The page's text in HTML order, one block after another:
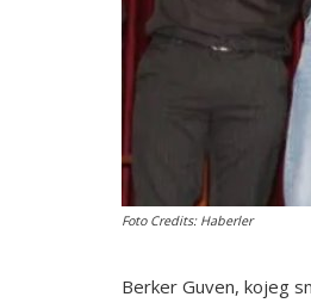
Foto Credits: Haberler
Berker Guven, kojeg